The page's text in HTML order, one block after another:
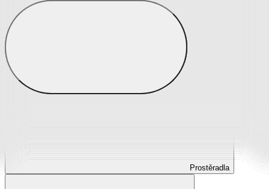
Prostěradla
Prostěradla